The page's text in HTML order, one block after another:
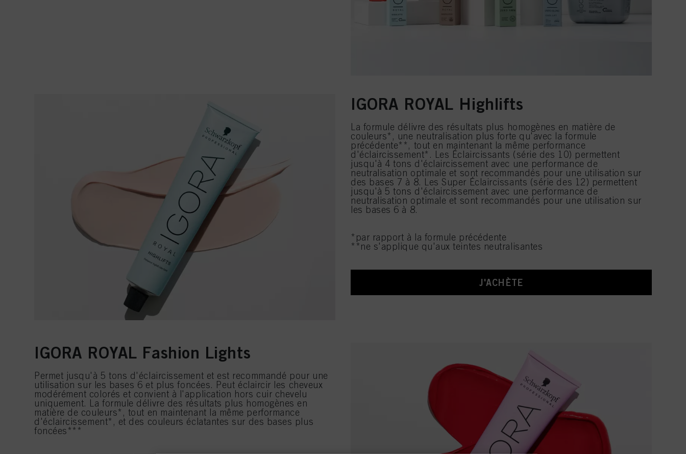
IGORA ROYAL Highlifts
La formule délivre des résultats plus homogènes en matière de
couleurs*, une neutralisation plus forte qu'avec la formule
précédente**, tout en maintenant la même performance
d'éclaircissement*. Les Éclaircissants (série des 10) permettent
jusqu'à 4 tons d'éclaircissement avec une performance de
neutralisation optimale et sont recommandés pour une utilisation sur
des bases 7 à 8. Les Super Éclaircissants (série des 12) permettent
jusqu'à 5 tons d'éclaircissement avec une performance de
neutralisation optimale et sont recommandés pour une utilisation sur
les bases 6 à 8.
*par rapport à la formule précédente
**ne s'applique qu'aux teintes neutralisantes
J'ACHÈTE
IGORA ROYAL Fashion Lights
Permet jusqu'à 5 tons d'éclaircissement et est recommandé pour une
utilisation sur les bases 6 et plus foncées. Peut éclaircir les cheveux
modérément colorés et convient à l'application hors cuir chevelu
uniquement. La formule délivre des résultats plus homogènes en
matière de couleurs*, tout en maintenant la même performance
d'éclaircissement*, et des couleurs éclatantes sur des bases plus
foncées***